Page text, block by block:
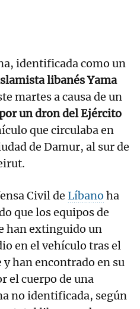
identificada como un
libanés Yama
martes a causa de un
un dron del Ejército
que circulaba en
de Damur, al sur de
Civil de Líbano ha
que los equipos de
han extinguido un
en el vehículo tras el
y han encontrado en su
el cuerpo de una
no identificada, según